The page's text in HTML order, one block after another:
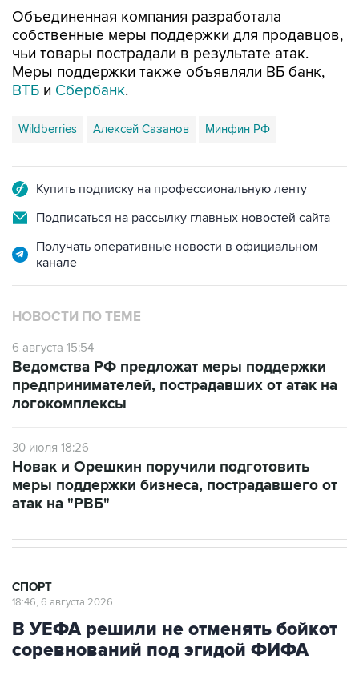
Объединенная компания разработала
собственные меры поддержки для продавцов,
чьи товары пострадали в результате атак.
Меры поддержки также объявляли ВБ банк,
ВТБ и Сбербанк.
Wildberries Алексей Сазанов Минфин РФ
Купить подписку на профессиональную ленту
Подписаться на рассылку главных новостей сайта
Получать оперативные новости в официальном
канале
НОВОСТИ ПО ТЕМЕ
6 августа 15:54
Ведомства РФ предложат меры поддержки
предпринимателей, пострадавших от атак на
логокомплексы
30 июля 18:26
Новак и Орешкин поручили подготовить
меры поддержки бизнеса, пострадавшего от
атак на "РВБ"
СПОРТ
18:46, 6 августа 2026
В УЕФА решили не отменять бойкот
соревнований под эгидой ФИФА